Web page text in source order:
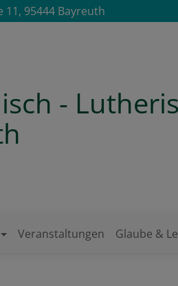
11, 95444 Bayreuth
-
Veranstaltungen Glaube &